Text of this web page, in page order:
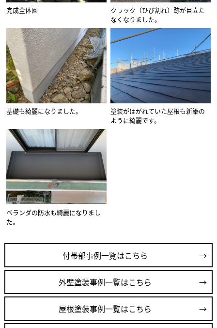
完成全体図
クラック（ひび割れ）跡が目立た
なくなりました。
基礎も綺麗になりました。
塗装がはがれていた屋根も新築の
ように綺麗です。
ベランダの防水も綺麗になりまし
た。
付帯部事例一覧はこちら
外壁塗装事例一覧はこちら
屋根塗装事例一覧はこちら